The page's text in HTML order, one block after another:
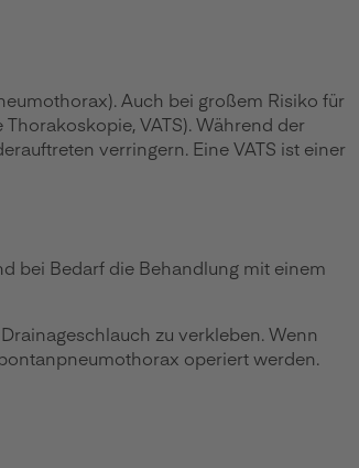
Auch bei großem Risiko für
VATS). Während der
verringern. Eine VATS ist einer
bei Bedarf die Behandlung mit einem
zu verkleben. Wenn
operiert werden.